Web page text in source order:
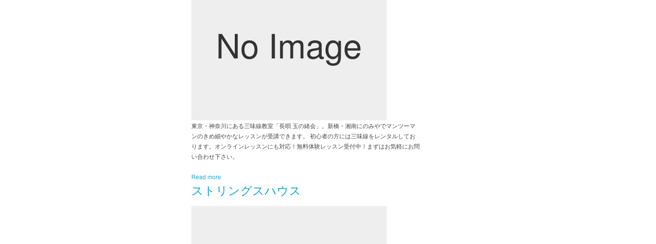
東京・神奈川にある三味線教室「長唄 玉の緒会」。新橋・湘南にのみやでマンツーマ
ンのきめ細やかなレッスンが受講できます。 初心者の方には三味線をレンタルしてお
ります。オンラインレッスンにも対応！無料体験レッスン受付中！まずはお気軽にお問
い合わせ下さい。
Read more
ストリングスハウス